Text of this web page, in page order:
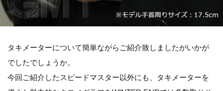
タキメーターについて簡単ながらご紹介致しましたがいかが
でしたでしょうか。
今回ご紹介したスピードマスター以外にも、タキメーターを